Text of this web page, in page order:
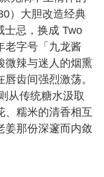
）大胆改造经典
士忌，换成 Two
老字号「九龙酱
微辣与迷人的烟熏
齿间强烈激荡。
从传统糖水汲取
、糯米的清香相互
姜那份深邃而内敛